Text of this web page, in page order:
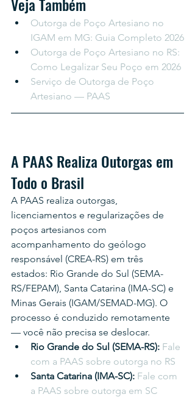
Outorga de Poço Artesiano no
IGAM em MG: Guia Completo 2026
Outorga de Poço Artesiano no RS:
Como Legalizar Seu Poço em 2026
Serviço de Outorga de Poço
Artesiano — PAAS
A PAAS Realiza Outorgas em
Todo o Brasil
A PAAS realiza outorgas,
licenciamentos e regularizações de
poços artesianos com
acompanhamento do geólogo
responsável (CREA-RS) em três
estados: Rio Grande do Sul (SEMA-
RS/FEPAM), Santa Catarina (IMA-SC) e
Minas Gerais (IGAM/SEMAD-MG). O
processo é conduzido remotamente
— você não precisa se deslocar.
Rio Grande do Sul (SEMA-RS): Fale
com a PAAS sobre outorga no RS
Santa Catarina (IMA-SC): Fale com
a PAAS sobre outorga em SC